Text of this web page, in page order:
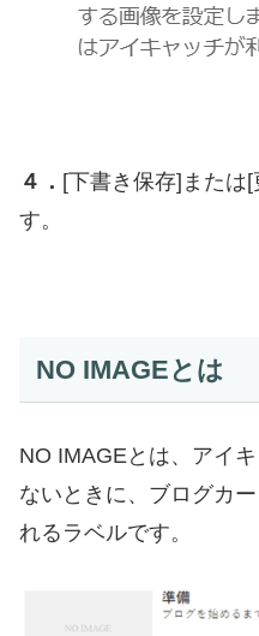
４． [下書き保存]または
す。
NO IMAGEとは
NO IMAGEとは、アイ
ないときに、ブログカ
れるラベルです。